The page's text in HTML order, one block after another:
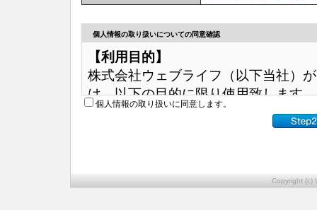
個人情報の取り扱いについての同意確認
【利用目的】
株式会社ウェブライフ（以下当社）
は、以下の目的に限り使用致します。
（1）サポート提供のため（ダウン
（2）各種お問い合わせへのご対応の
（5）各種メールマガジン送信のため
個人情報の取り扱いに同意します。
Copyright (c)